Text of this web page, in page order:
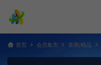
首页 会员集市 亲测/精品